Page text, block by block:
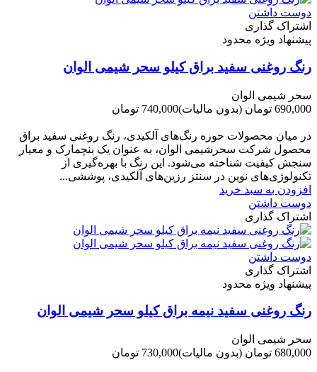
دوست داشتن
اشتراک گذاری
پیشنهاد ویژه محدود
رنگ روغنی سفید براق کیلو سحر شیمی الوان
سحر شیمی الوان
690,000 تومان
(بدون مالیات)740,000 تومان
در میان محصولات حوزه رنگ‌های آلکیدی، رنگ روغنی سفید براق
محصول شرکت سحرشیمی الوان، به عنوان یک بنچمارک و معیار
سنجش کیفیت شناخته می‌شود. این رنگ با بهره‌گیری از
تکنولوژی‌های نوین در سنتز رزین‌های آلکیدی، پوششی...
افزودن به سبد خرید
دوست داشتن
اشتراک گذاری
دوست داشتن
اشتراک گذاری
پیشنهاد ویژه محدود
رنگ روغنی سفید نیمه براق کیلو سحر شیمی الوان
سحر شیمی الوان
680,000 تومان
(بدون مالیات)730,000 تومان